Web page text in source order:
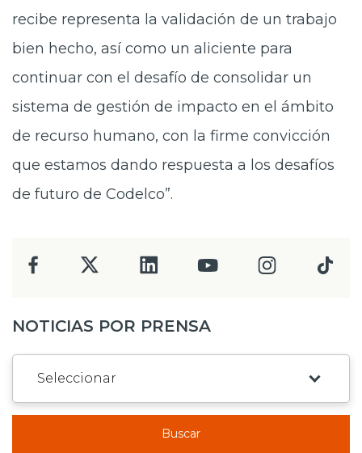
recibe representa la validación de un trabajo
bien hecho, así como un aliciente para
continuar con el desafío de consolidar un
sistema de gestión de impacto en el ámbito
de recurso humano, con la firme convicción
que estamos dando respuesta a los desafíos
de futuro de Codelco”.
NOTICIAS POR PRENSA
Buscar